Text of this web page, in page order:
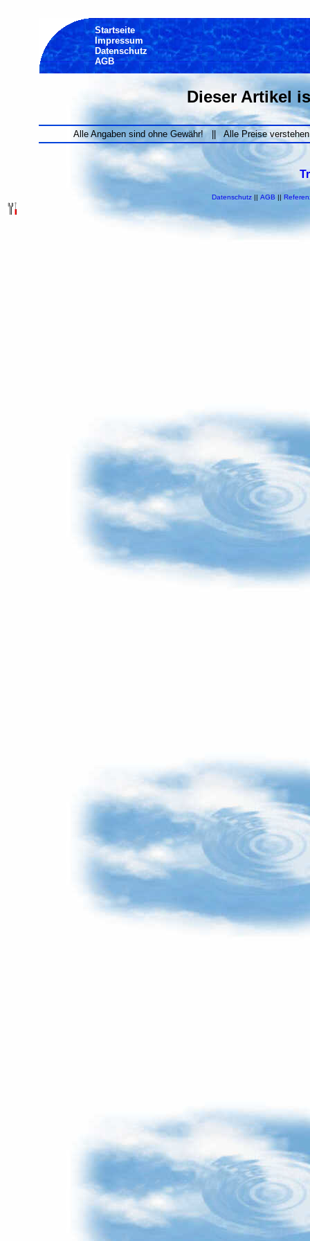
Startseite
Impressum
Datenschutz
AGB
Dieser Artikel
Alle Angaben sind ohne Gewähr! || Alle Preise
Datenschutz|| AGB ||